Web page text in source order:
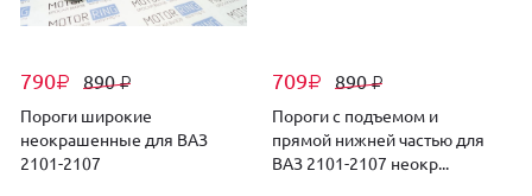
790₽ 890₽
Пороги широкие
неокрашенные для ВАЗ
2101-2107
709₽ 890₽
Пороги с подъемом и
прямой нижней частью для
ВАЗ 2101-2107 неокр...